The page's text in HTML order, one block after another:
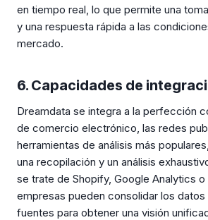
en tiempo real, lo que permite una
y una respuesta rápida a las
mercado.
6. Capacidades de
Dreamdata se integra a la perfección
de comercio electrónico, las redes
herramientas de análisis más
una recopilación y un análisis
se trate de Shopify, Google Analytics
empresas pueden consolidar los datos
fuentes para obtener una visión